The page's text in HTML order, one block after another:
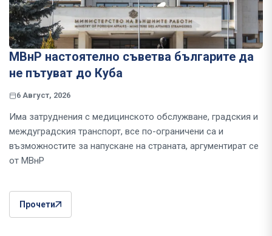
МВнР настоятелно съветва българите да
не пътуват до Куба
6 Август, 2026
Има затруднения с медицинското обслужване, градския и
междуградския транспорт, все по-ограничени са и
възможностите за напускане на страната, аргументират се
от МВнР
Прочети